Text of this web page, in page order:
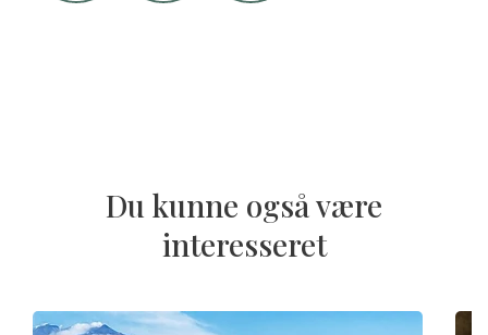
Du kunne også være
interesseret